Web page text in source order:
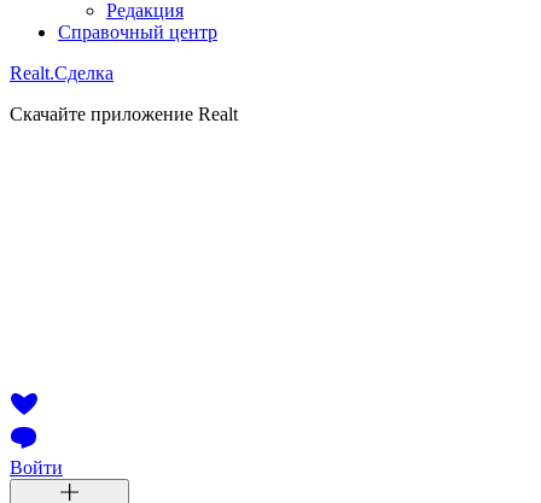
Редакция
Справочный центр
Realt.Сделка
Скачайте приложение Realt
Войти